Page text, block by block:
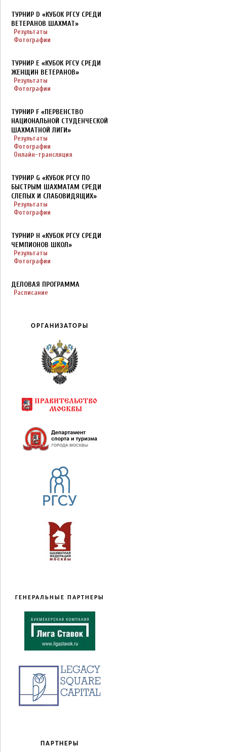
ТУРНИР D «КУБОК РГСУ СРЕДИ
ВЕТЕРАНОВ ШАХМАТ»
Результаты
Фотографии
ТУРНИР E «КУБОК РГСУ СРЕДИ
ЖЕНЩИН ВЕТЕРАНОВ»
Результаты
Фотографии
ТУРНИР F «ПЕРВЕНСТВО
НАЦИОНАЛЬНОЙ СТУДЕНЧЕСКОЙ
ШАХМАТНОЙ ЛИГИ»
Результаты
Фотографии
Онлайн-трансляция
ТУРНИР G «КУБОК РГСУ ПО
БЫСТРЫМ ШАХМАТАМ СРЕДИ
СЛЕПЫХ И СЛАБОВИДЯЩИХ»
Результаты
Фотографии
ТУРНИР H «КУБОК РГСУ СРЕДИ
ЧЕМПИОНОВ ШКОЛ»
Результаты
Фотографии
ДЕЛОВАЯ ПРОГРАММА
Расписание
ОРГАНИЗАТОРЫ
ГЕНЕРАЛЬНЫЕ ПАРТНЕРЫ
ПАРТНЕРЫ